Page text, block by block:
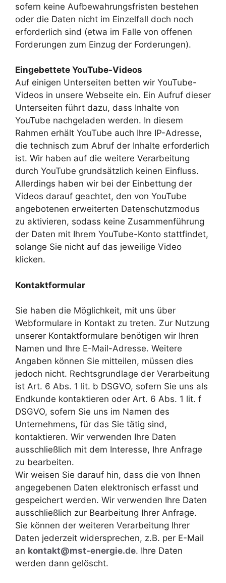
sofern keine Aufbewahrungsfristen bestehen
oder die Daten nicht im Einzelfall doch noch
erforderlich sind (etwa im Falle von offenen
Forderungen zum Einzug der Forderungen).
Eingebettete YouTube-Videos
Auf einigen Unterseiten betten wir YouTube-
Videos in unsere Webseite ein. Ein Aufruf dieser
Unterseiten führt dazu, dass Inhalte von
YouTube nachgeladen werden. In diesem
Rahmen erhält YouTube auch Ihre IP-Adresse,
die technisch zum Abruf der Inhalte erforderlich
ist. Wir haben auf die weitere Verarbeitung
durch YouTube grundsätzlich keinen Einfluss.
Allerdings haben wir bei der Einbettung der
Videos darauf geachtet, den von YouTube
angebotenen erweiterten Datenschutzmodus
zu aktivieren, sodass keine Zusammenführung
der Daten mit Ihrem YouTube-Konto stattfindet,
solange Sie nicht auf das jeweilige Video
klicken.
Kontaktformular
Sie haben die Möglichkeit, mit uns über
Webformulare in Kontakt zu treten. Zur Nutzung
unserer Kontaktformulare benötigen wir Ihren
Namen und Ihre E-Mail-Adresse. Weitere
Angaben können Sie mitteilen, müssen dies
jedoch nicht. Rechtsgrundlage der Verarbeitung
ist Art. 6 Abs. 1 lit. b DSGVO, sofern Sie uns als
Endkunde kontaktieren oder Art. 6 Abs. 1 lit. f
DSGVO, sofern Sie uns im Namen des
Unternehmens, für das Sie tätig sind,
kontaktieren. Wir verwenden Ihre Daten
ausschließlich mit dem Interesse, Ihre Anfrage
zu bearbeiten.
Wir weisen Sie darauf hin, dass die von Ihnen
angegebenen Daten elektronisch erfasst und
gespeichert werden. Wir verwenden Ihre Daten
ausschließlich zur Bearbeitung Ihrer Anfrage.
Sie können der weiteren Verarbeitung Ihrer
Daten jederzeit widersprechen, z.B. per E-Mail
an kontakt@mst-energie.de. Ihre Daten
werden dann gelöscht.